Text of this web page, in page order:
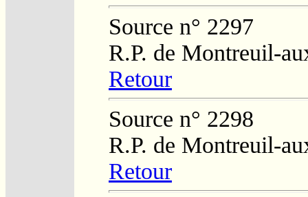
Source n° 2297
R.P. de Montreuil-
Retour
Source n° 2298
R.P. de Montreuil-
Retour